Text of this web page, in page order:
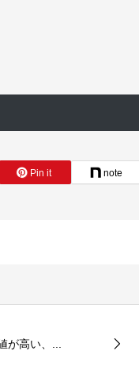
Pin it note
が高い、...